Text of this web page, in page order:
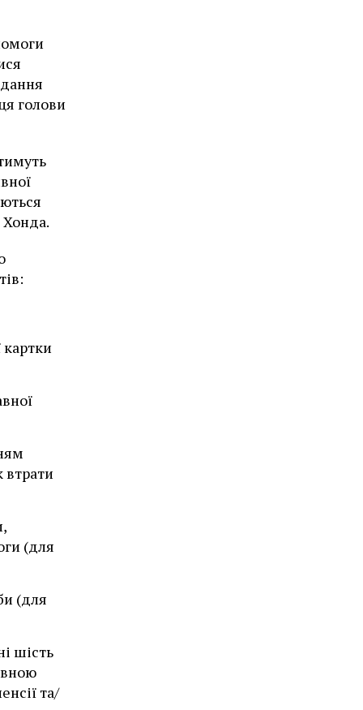
голови
Хонда.
втрати
(для
(для
шість
та/